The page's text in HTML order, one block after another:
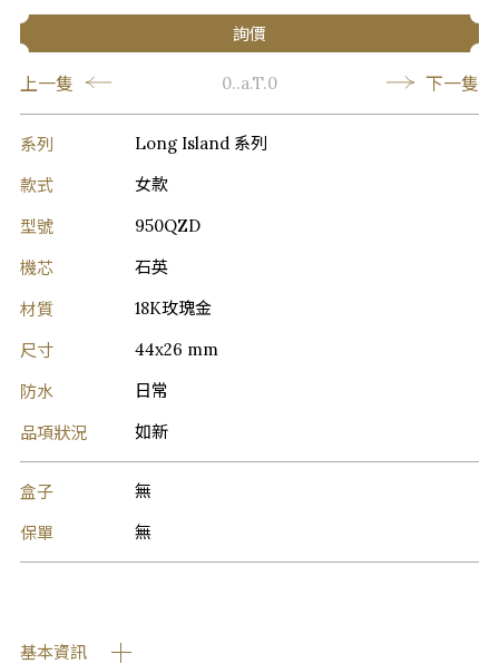
詢價
上一隻 0..a.T.0 下一隻
系列 Long Island 系列
款式 女款
型號 950QZD
機芯 石英
材質 18K玫瑰金
尺寸 44x26 mm
防水 日常
品項狀況 如新
盒子 無
保單 無
基本資訊